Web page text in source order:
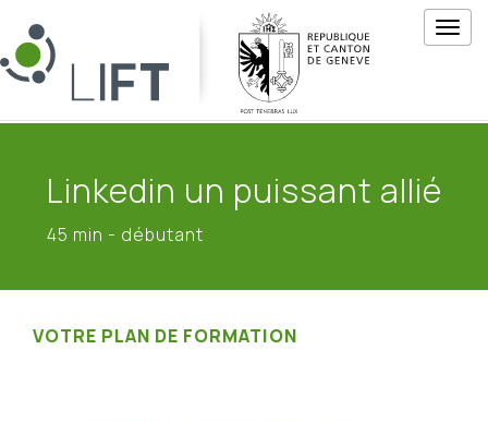
M
u
Linkedin un puissant allié
45 min - débutant
VOTRE PLAN DE FORMATION